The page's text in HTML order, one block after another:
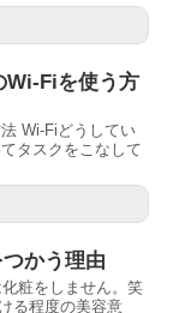
Wi-Fiを使う方
Wi-Fiどうしてい
タスクをこなして
かう理由
粧をしません。笑
る程度の美容意